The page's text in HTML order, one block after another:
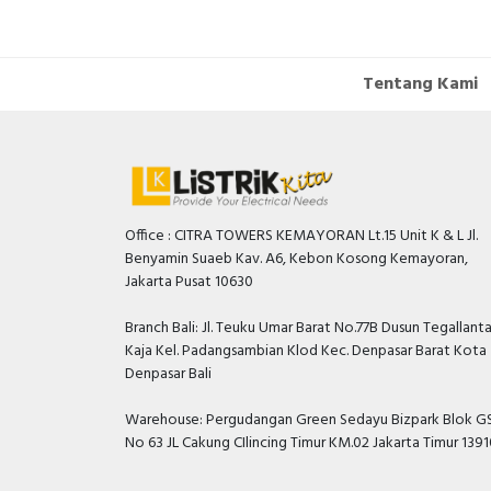
Tentang Kami
Office : CITRA TOWERS KEMAYORAN Lt.15 Unit K & L Jl.
Benyamin Suaeb Kav. A6, Kebon Kosong Kemayoran,
Jakarta Pusat 10630
Branch Bali: Jl. Teuku Umar Barat No.77B Dusun
Kaja Kel. Padangsambian Klod Kec. Denpasar Barat Kota
Denpasar Bali
Warehouse: Pergudangan Green Sedayu Bizpark Blok
No 63 JL Cakung CIlincing Timur KM.02 Jakarta Timur